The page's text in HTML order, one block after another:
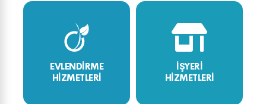
EVLENDİRME
HİZMETLERİ
İŞYERİ
HİZMETLERİ